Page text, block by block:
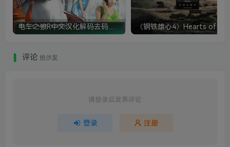
评论 抢沙发
请登录后发表评论
登录 注册